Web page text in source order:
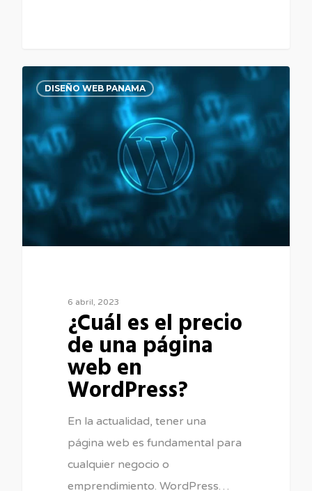
DISEÑO WEB PANAMA
6 abril, 2023
¿Cuál es el precio
de una página
web en
WordPress?
En la actualidad, tener una
página web es fundamental para
cualquier negocio o
emprendimiento. WordPress…
0